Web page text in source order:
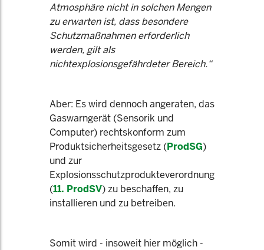
Atmosphäre nicht in solchen Mengen
zu erwarten ist, dass besondere
Schutzmaßnahmen erforderlich
werden, gilt als
nichtexplosionsgefährdeter Bereich.“
Aber: Es wird dennoch angeraten, das
Gaswarngerät (Sensorik und
Computer) rechtskonform zum
Produktsicherheitsgesetz (ProdSG)
und zur
Explosionsschutzprodukteverordnung
(11. ProdSV) zu beschaffen, zu
installieren und zu betreiben.
Somit wird - insoweit hier möglich -